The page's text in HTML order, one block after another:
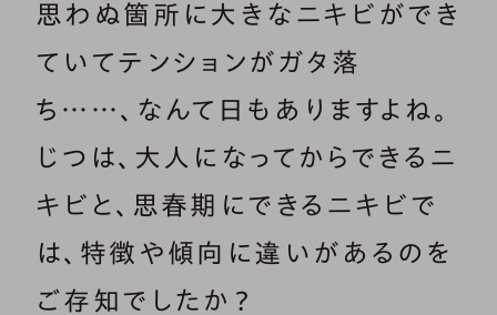
思わぬ箇所に大きなニキビができ
ていてテンションがガタ落
ち……、なんて日もありますよね。
じつは、大人になってからできるニ
キビと、思春期にできるニキビで
は、特徴や傾向に違いがあるのを
ご存知でしたか？